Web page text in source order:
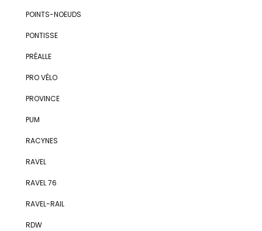
POINTS-NOEUDS
PONTISSE
PRÉALLE
PRO VÉLO
PROVINCE
PUM
RACYNES
RAVEL
RAVEL 76
RAVEL-RAIL
RDW